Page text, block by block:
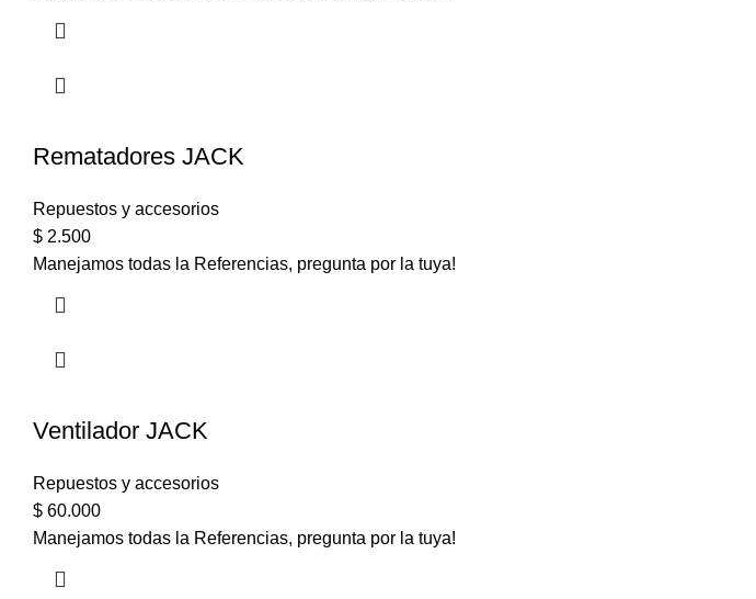
Rematadores JACK
Repuestos y accesorios
$ 2.500
Manejamos todas la Referencias, pregunta por la tuya!
Ventilador JACK
Repuestos y accesorios
$ 60.000
Manejamos todas la Referencias, pregunta por la tuya!